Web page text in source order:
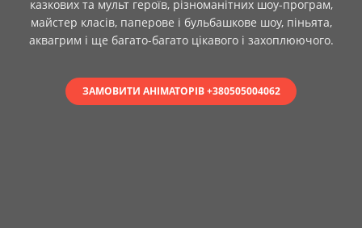
казкових та мульт героїв, різноманітних шоу-програм,
майстер класів, паперове і бульбашкове шоу, піньята,
аквагрим і ще багато-багато цікавого і захоплюючого.
ЗАМОВИТИ АНІМАТОРІВ +380505004062